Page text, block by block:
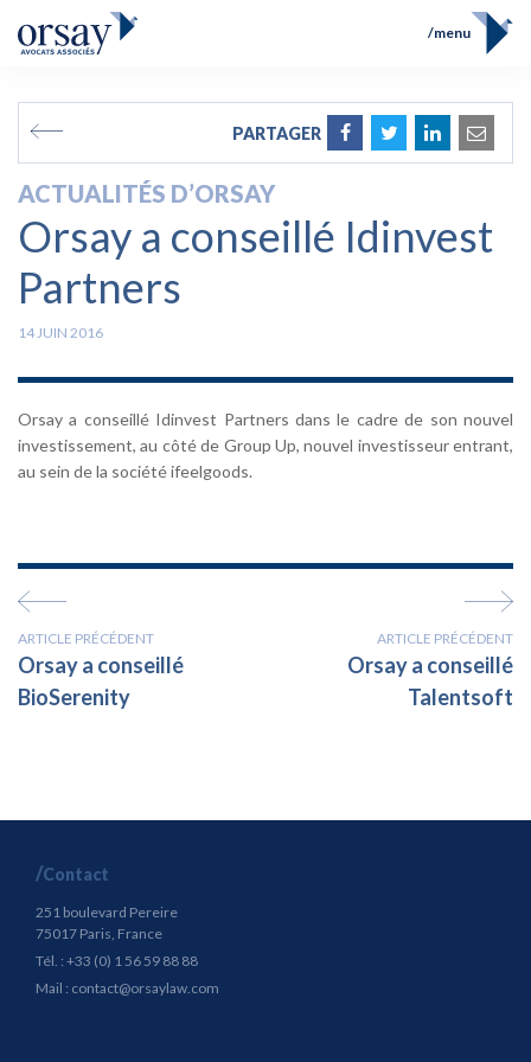
FR
menu
Compétences
Prix et Distinctions
Opérations
Actualités
Contact
PARTAGER
ACTUALITÉS D’ORSAY
Orsay a conseillé Idinvest
Partners
14 JUIN 2016
Orsay a conseillé Idinvest Partners dans le cadre de son nouvel
investissement, au côté de Group Up, nouvel investisseur entrant,
au sein de la société ifeelgoods.
ARTICLE PRÉCÉDENT
Orsay a conseillé
BioSerenity
ARTICLE PRÉCÉDENT
Orsay a conseillé
Talentsoft
Contact
251 boulevard Pereire
75017 Paris, France
Tél. : +33 (0) 1 56 59 88 88
Mail : contact@orsaylaw.com